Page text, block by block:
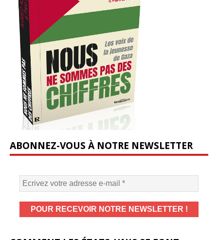
ABONNEZ-VOUS À NOTRE NEWSLETTER